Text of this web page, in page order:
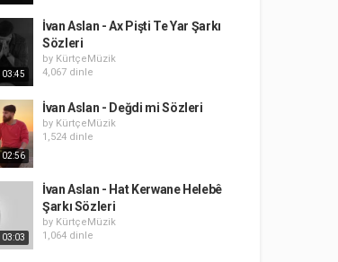
03:45
İvan Aslan - Ax Pişti Te Yar Şarkı
Sözleri
by KürtçeMüzik
4,067 dinle
02:56
İvan Aslan - Değdi mi Sözleri
by KürtçeMüzik
1,524 dinle
03:03
İvan Aslan - Hat Kerwane Helebê
Şarkı Sözleri
by KürtçeMüzik
1,064 dinle